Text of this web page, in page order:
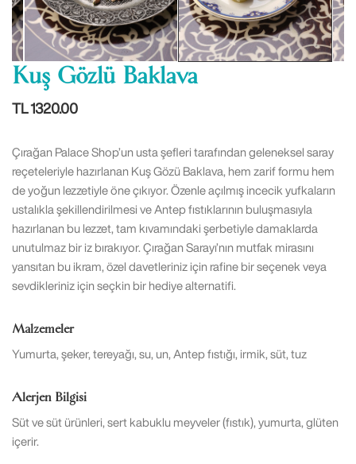
Kuş Gözlü Baklava
TL 1320.00
Çırağan Palace Shop’un usta şefleri tarafından geleneksel saray
reçeteleriyle hazırlanan Kuş Gözü Baklava, hem zarif formu hem
de yoğun lezzetiyle öne çıkıyor. Özenle açılmış incecik yufkaların
ustalıkla şekillendirilmesi ve Antep fıstıklarının buluşmasıyla
hazırlanan bu lezzet, tam kıvamındaki şerbetiyle damaklarda
unutulmaz bir iz bırakıyor. Çırağan Sarayı’nın mutfak mirasını
yansıtan bu ikram, özel davetleriniz için rafine bir seçenek veya
sevdikleriniz için seçkin bir hediye alternatifi.
Malzemeler
Yumurta, şeker, tereyağı, su, un, Antep fıstığı, irmik, süt, tuz
Alerjen Bilgisi
Süt ve süt ürünleri, sert kabuklu meyveler (fıstık), yumurta, glüten
içerir.